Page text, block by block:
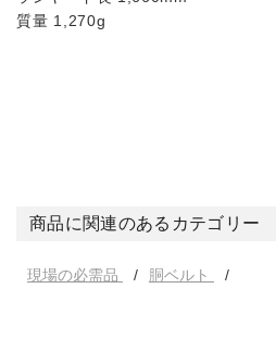
質量 1,270g
商品に関連のあるカテゴリー
現場の必需品 胴ベルト